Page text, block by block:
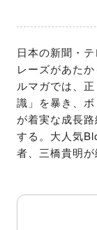
日本の新聞・
レーズがあた
ルマガでは、
識」を暴き、
が着実な成長
する。大人気
者、三橋貴明が